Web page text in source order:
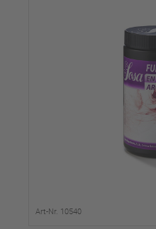
Art-Nr. 10540